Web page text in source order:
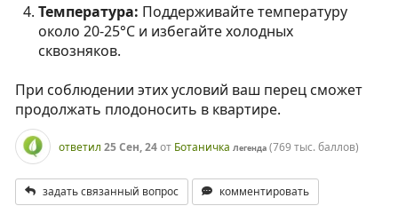
Температура: Поддерживайте температуру
около 20-25°C и избегайте холодных
сквозняков.
При соблюдении этих условий ваш перец сможет
продолжать плодоносить в квартире.
ответил 25 Сен, 24от Ботаничка Легенда (769 тыс.баллов)
задать связанный вопрос комментировать